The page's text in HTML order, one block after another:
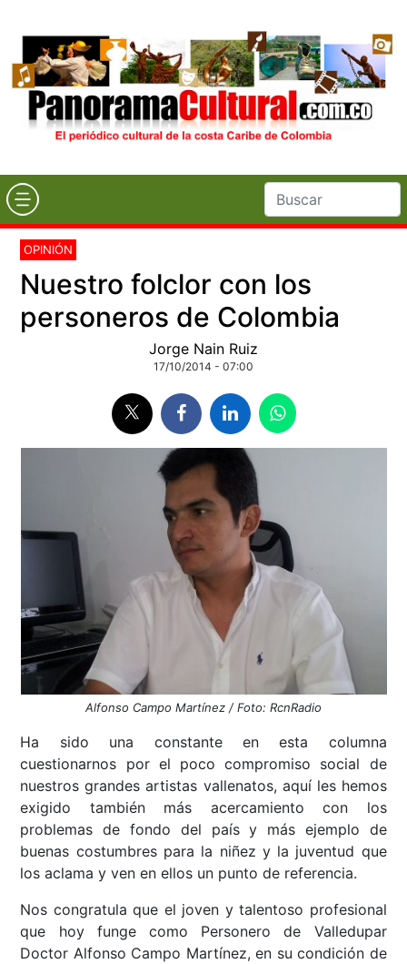
OPINIÓN
Nuestro folclor con los
personeros de Colombia
Jorge Nain Ruiz
17/10/2014 - 07:00
Alfonso Campo Martínez / Foto: RcnRadio
Ha sido una constante en esta columna
cuestionarnos por el poco compromiso social de
nuestros grandes artistas vallenatos, aquí les hemos
exigido también más acercamiento con los
problemas de fondo del país y más ejemplo de
buenas costumbres para la niñez y la juventud que
los aclama y ven en ellos un punto de referencia.
Nos congratula que el joven y talentoso profesional
que hoy funge como Personero de Valledupar
Doctor Alfonso Campo Martínez, en su condición de